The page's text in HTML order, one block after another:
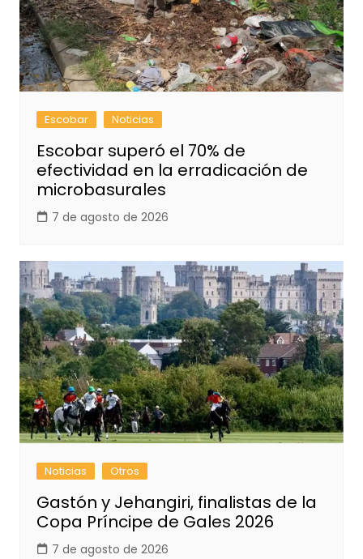
Escobar Noticias
Escobar superó el 70% de
efectividad en la erradicación de
microbasurales
7 de agosto de 2026
Noticias Otros
Gastón y Jehangiri, finalistas de la
Copa Príncipe de Gales 2026
7 de agosto de 2026